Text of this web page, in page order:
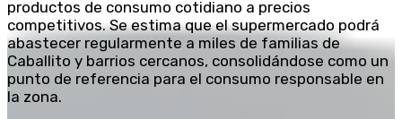
productos de consumo cotidiano a precios
competitivos. Se estima que el supermercado podrá
abastecer regularmente a miles de familias de
Caballito y barrios cercanos, consolidándose como un
punto de referencia para el consumo responsable en
la zona.